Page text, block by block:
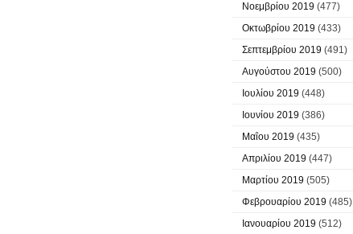
Νοεμβρίου 2019 (477)
Οκτωβρίου 2019 (433)
Σεπτεμβρίου 2019 (491)
Αυγούστου 2019 (500)
Ιουλίου 2019 (448)
Ιουνίου 2019 (386)
Μαΐου 2019 (435)
Απριλίου 2019 (447)
Μαρτίου 2019 (505)
Φεβρουαρίου 2019 (485)
Ιανουαρίου 2019 (512)